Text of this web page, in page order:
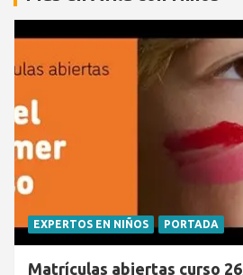
EXPERTOS EN NIÑOS PORTADA
Matrículas abiertas curso